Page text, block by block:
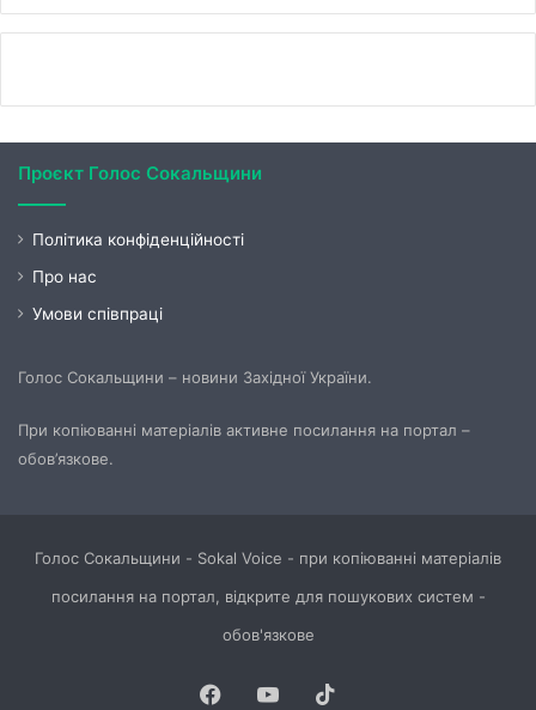
Проєкт Голос Сокальщини
Політика конфіденційності
Про нас
Умови співпраці
Голос Сокальщини – новини Західної України.
При копіюванні матеріалів активне посилання на портал –
обов’язкове.
Голос Сокальщини - Sokal Voice - при копіюванні матеріалів
посилання на портал, відкрите для пошукових систем -
обов'язкове
Facebook
YouTube